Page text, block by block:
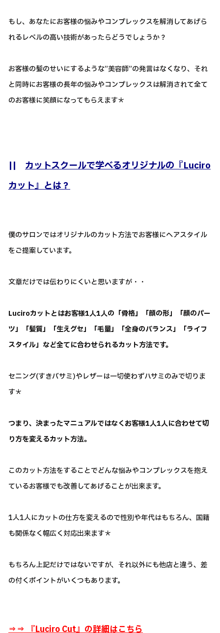
もし、あなたにお客様の悩みやコンプレックスを解消してあげら
れるレベルの高い技術があったらどうでしょうか？
お客様の髪のせいにするような”美容師”の発言はなくなり、それ
と同時にお客様の長年の悩みやコンプレックスは解消されて全て
のお客様に笑顔になってもらえます＊
|| カットスクールで学べるオリジナルの『Luciro
カット』とは？
僕のサロンではオリジナルのカット方法でお客様にヘアスタイル
をご提案しています。
文章だけでは伝わりにくいと思いますが・・
Luciroカットとはお客様1人1人の「骨格」「顔の形」「顔のパー
ツ」「髪質」「生えグセ」「毛量」「全身のバランス」「ライフ
スタイル」など全てに合わせられるカット方法です。
セニング(すきバサミ)やレザーは一切使わずハサミのみで切りま
す＊
つまり、決まったマニュアルではなくお客様1人1人に合わせて切
り方を変えるカット方法。
このカット方法をすることでどんな悩みやコンプレックスを抱え
ているお客様でも改善してあげることが出来ます。
1人1人にカットの仕方を変えるので性別や年代はもちろん、国籍
も関係なく幅広く対応出来ます＊
もちろん上記だけではないですが、それ以外にも他店と違う、差
の付くポイントがいくつもあります。
⇒⇒ 『Luciro Cut』の詳細はこちら